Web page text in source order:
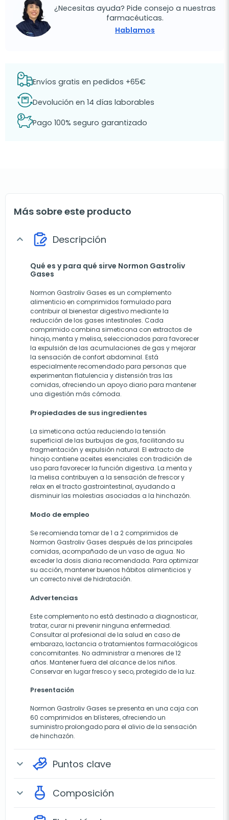
¿Necesitas ayuda? Pide consejo a nuestras
farmacéuticas.
Hablamos
Envíos gratis en pedidos +65€
Devolución en 14 días laborables
Pago 100% seguro garantizado
Más sobre este producto
expand_more Descripción
Qué es y para qué sirve Normon Gastroliv
Gases
Normon Gastroliv Gases es un complemento
alimenticio en comprimidos formulado para
contribuir al bienestar digestivo mediante la
reducción de los gases intestinales. Cada
comprimido combina simeticona con extractos de
hinojo, menta y melisa, seleccionados para favorecer
la expulsión de las acumulaciones de gas y mejorar
la sensación de confort abdominal. Está
especialmente recomendado para personas que
experimentan flatulencia y distensión tras las
comidas, ofreciendo un apoyo diario para mantener
una digestión más cómoda.
Propiedades de sus ingredientes
La simeticona actúa reduciendo la tensión
superficial de las burbujas de gas, facilitando su
fragmentación y expulsión natural. El extracto de
hinojo contiene aceites esenciales con tradición de
uso para favorecer la función digestiva. La menta y
la melisa contribuyen a la sensación de frescor y
relax en el tracto gastrointestinal, ayudando a
disminuir las molestias asociadas a la hinchazón.
Modo de empleo
Se recomienda tomar de 1 a 2 comprimidos de
Normon Gastroliv Gases después de las principales
comidas, acompañado de un vaso de agua. No
exceder la dosis diaria recomendada. Para optimizar
su acción, mantener buenos hábitos alimenticios y
un correcto nivel de hidratación.
Advertencias
Este complemento no está destinado a diagnosticar,
tratar, curar ni prevenir ninguna enfermedad.
Consultar al profesional de la salud en caso de
embarazo, lactancia o tratamientos farmacológicos
concomitantes. No administrar a menores de 12
años. Mantener fuera del alcance de los niños.
Conservar en lugar fresco y seco, protegido de la luz.
Presentación
Normon Gastroliv Gases se presenta en una caja con
60 comprimidos en blísteres, ofreciendo un
suministro prolongado para el alivio de la sensación
de hinchazón.
expand_more Puntos clave
expand_more Composición